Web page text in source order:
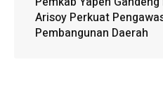
Arisoy Perkuat
Pembangunan Daerah